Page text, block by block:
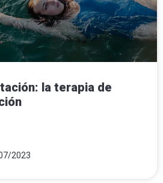
la terapia de
2023